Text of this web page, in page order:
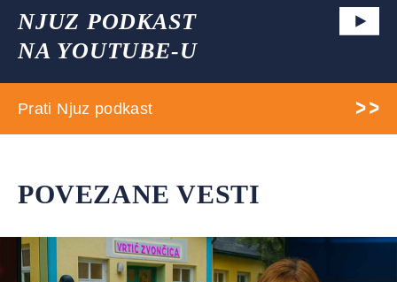
NJUZ PODKAST
NA YOUTUBE-U
Prati Njuz podkast
POVEZANE VESTI